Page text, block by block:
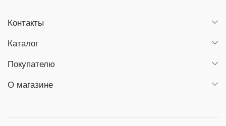
Контакты
Каталог
Покупателю
О магазине